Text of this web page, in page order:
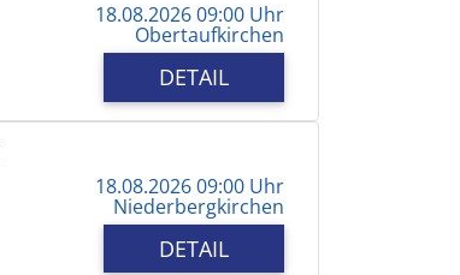
18.08.2026 09:00 Uhr
Obertaufkirchen
DETAIL
18.08.2026 09:00 Uhr
Niederbergkirchen
DETAIL